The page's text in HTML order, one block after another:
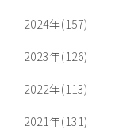
2024年(157)
2023年(126)
2022年(113)
2021年(131)